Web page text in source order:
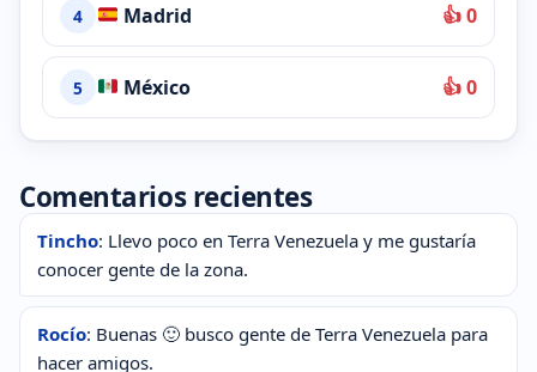
4 Madrid 👍 0
5 México 👍 0
Comentarios recientes
Tincho: Llevo poco en Terra Venezuela y me gustaría
conocer gente de la zona.
Rocío: Buenas 🙂 busco gente de Terra Venezuela para
hacer amigos.